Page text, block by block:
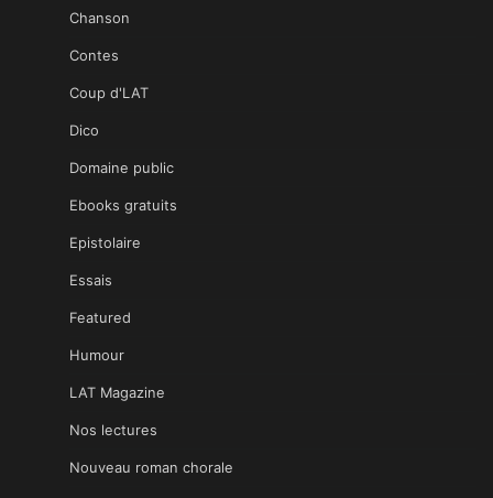
Chanson
Contes
Coup d'LAT
Dico
Domaine public
Ebooks gratuits
Epistolaire
Essais
Featured
Humour
LAT Magazine
Nos lectures
Nouveau roman chorale